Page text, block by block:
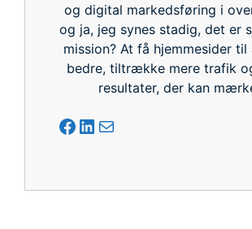
og digital markedsføring i
og ja, jeg synes stadig, det er
mission? At få hjemmesider til
bedre, tiltrække mere trafik
resultater, der kan
Facebook
LinkedIn
Mail